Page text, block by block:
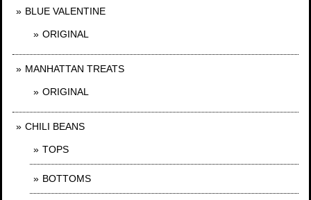
BLUE VALENTINE
ORIGINAL
MANHATTAN TREATS
ORIGINAL
CHILI BEANS
TOPS
BOTTOMS